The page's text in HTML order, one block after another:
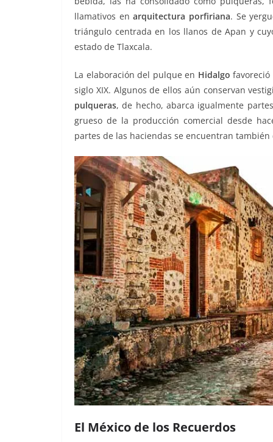
o
k
p er
llamativos enarquitectura porfiriana. Se
triángulo centrada en los llanos de Apan y
estado de Tlaxcala.
La elaboración del pulque en Hidalgo
siglo XIX. Algunos de ellos aún conservan
pulqueras, de hecho, abarca igualmente
grueso de la producción comercial desde
partes de las haciendas se encuentran también
El México de los Recuerdos